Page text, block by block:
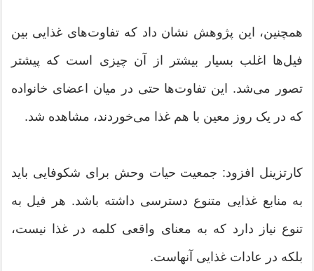
همچنین، این پژوهش نشان داد که تفاوت‌های غذایی بین
فیل‌ها اغلب بسیار بیشتر از آن چیزی است که پیشتر
تصور می‌شد. این تفاوت‌ها حتی در میان اعضای خانواده
که در یک روز معین با هم غذا می‌خوردند، مشاهده شد.
کارتزینل افزود: جمعیت حیات وحش برای شکوفایی باید
به منابع غذایی متنوع دسترسی داشته باشد. هر فیل به
تنوع نیاز دارد که به معنای واقعی کلمه در غذا نیست،
بلکه در عادات غذایی آنهاست.